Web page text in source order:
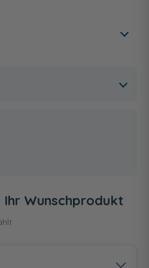
Ihr Wunschprodukt